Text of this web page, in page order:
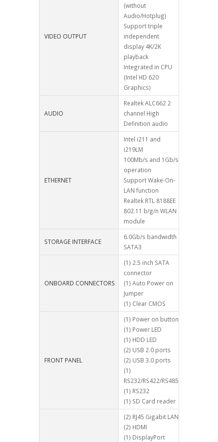
VIDEO OUTPUT
(without
Audio/Hotplug)
Support triple
independent
display 4K/2K
playback
Integrated in CPU
(Intel HD 620
Graphics)
AUDIO
Realtek ALC662 2
channel High
Definition audio
ETHERNET
Intel i211 and
i219LM
100Mb/s and 1Gb/s
operation
Support Wake-On-
LAN function
Realtek RTL 8188EE
802.11 b/g/n WLAN
module
STORAGE INTERFACE
6.0Gb/s bandwidth
SATA3
ONBOARD CONNECTORS
(1) 2.5 inch SATA
connector
(1) Auto Power on
Jumper
(1) Clear CMOS
FRONT PANEL
(1) Power on button
(1) Power LED
(1) HDD LED
(2) USB 2.0 ports
(2) USB 3.0 ports
(1)
RS232/RS422/RS485
(1) RS232
(1) SD Card reader
(2) RJ45 Gigabit LAN
(2) HDMI
(1) DisplayPort